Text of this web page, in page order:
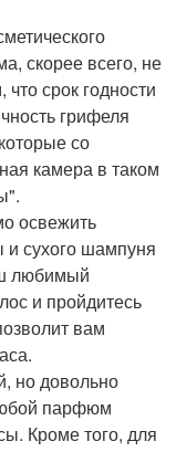
скорее всего, не
срок годности
грифеля
со
камера в таком
освежить
и сухого шампуня
любимый
и пройдитесь
вам
но довольно
парфюм
Кроме того, для